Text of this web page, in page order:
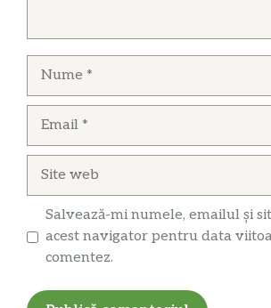
Salvează-mi numele, emailul și
acest navigator pentru data
comentez.